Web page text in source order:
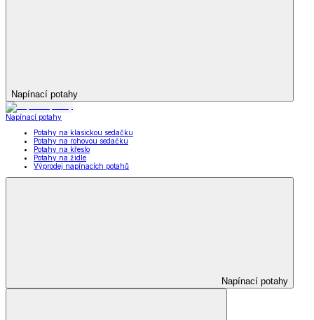
Napínací potahy
Napínací potahy
Potahy na klasickou sedačku
Potahy na rohovou sedačku
Potahy na křeslo
Potahy na židle
Výprodej napínacích potahů
Napínací potahy